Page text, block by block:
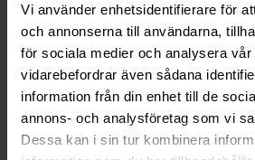
Vi använder enhetsidentifierare för
och annonserna till användarna,
för sociala medier och analysera
vidarebefordrar även sådana
information från din enhet till de
annons- och analysföretag som vi
Dessa kan i sin tur kombinera
The website you
reach has been